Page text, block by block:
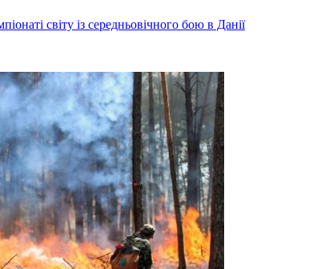
світу із середньовічного бою в Данії